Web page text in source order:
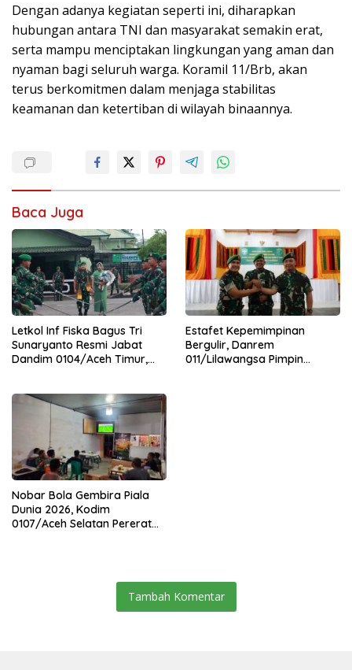
Dengan adanya kegiatan seperti ini, diharapkan
hubungan antara TNI dan masyarakat semakin erat,
serta mampu menciptakan lingkungan yang aman dan
nyaman bagi seluruh warga. Koramil 11/Brb, akan
terus berkomitmen dalam menjaga stabilitas
keamanan dan ketertiban di wilayah binaannya.
Baca Juga
Letkol Inf Fiska Bagus Tri
Sunaryanto Resmi Jabat
Dandim 0104/Aceh Timur,
0104/Atim
Estafet Kepemimpinan
Bergulir, Danrem
011/Lilawangsa Pimpin
Nobar Bola Gembira Piala
Dunia 2026, Kodim
0107/Aceh Selatan Pererat
Tambah Komentar